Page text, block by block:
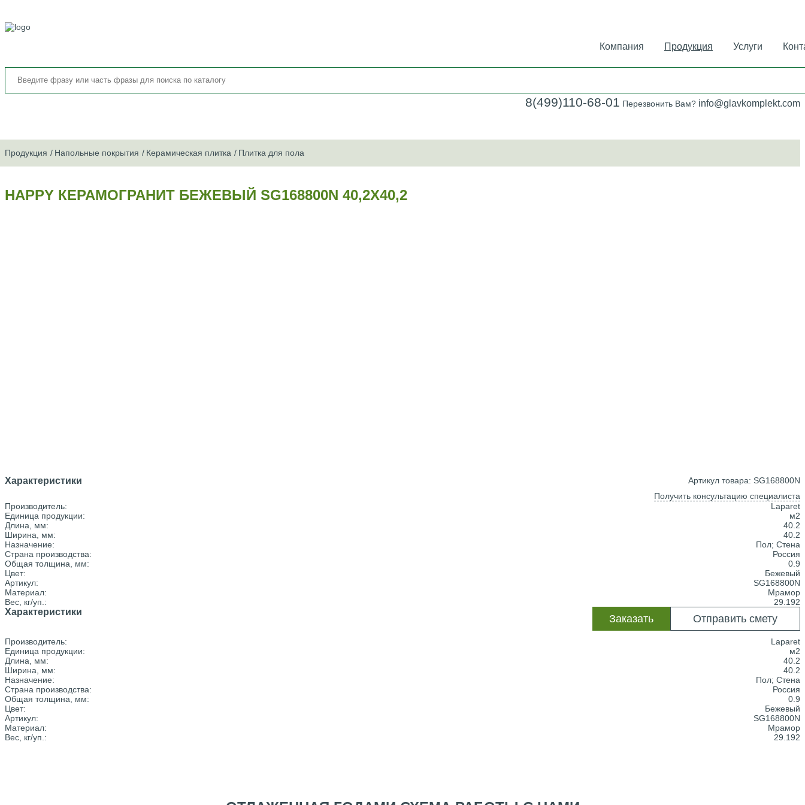
Компания Продукция Услуги
8(499)110-68-01 Перезвонить Вам? info@glavkomplekt.com
Продукция Напольные покрытия Керамическая плитка Плитка для пола
HAPPY КЕРАМОГРАНИТ БЕЖЕВЫЙ SG168800N 40,2Х40,2
Характеристики
Производитель:
Laparet
Единица продукции:
м2
Длина, мм:
40.2
Ширина, мм:
40.2
Назначение:
Пол; Стена
Страна производства:
Россия
Общая толщина, мм:
0.9
Цвет:
Бежевый
Артикул:
SG168800N
Материал:
Мрамор
Вес, кг/уп.:
29.192
Артикул товара: SG168800N
Отправить смету
Заказать
Получить консультацию специалиста
Характеристики
Производитель:
Laparet
Единица продукции:
м2
Длина, мм:
40.2
Ширина, мм:
40.2
Назначение:
Пол; Стена
Страна производства:
Россия
Общая толщина, мм:
0.9
Цвет:
Бежевый
Артикул:
SG168800N
Материал:
Мрамор
Вес, кг/уп.:
29.192